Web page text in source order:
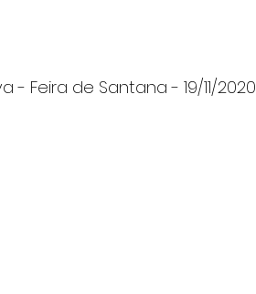
- Feira de Santana - 19/11/2020